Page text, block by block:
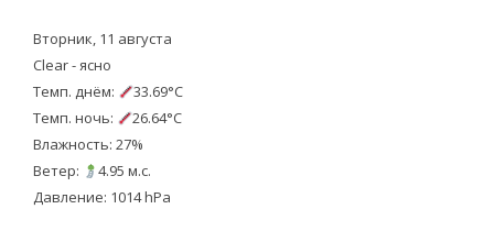
Вторник, 11 августа
Clear - ясно
Темп. днём:
33.69°C
Темп. ночь:
26.64°C
Влажность: 27%
Ветер:
4.95 м.с.
Давление: 1014 hPa